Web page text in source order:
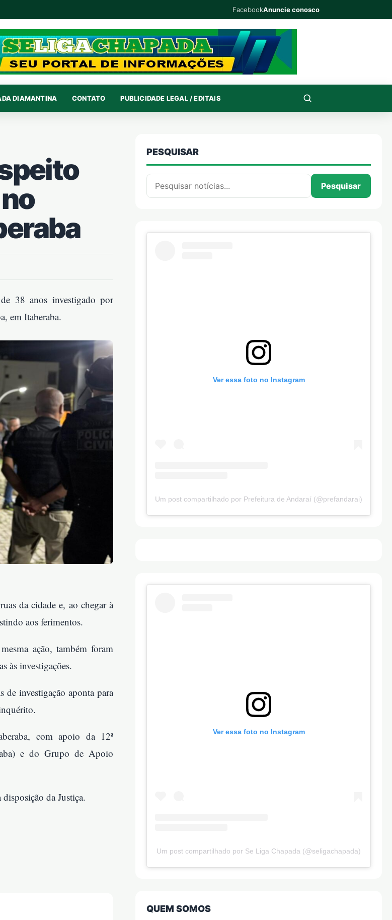
FacebookAnuncie conosco
DIAMANTINA CONTATO PUBLICIDADE LEGAL / EDITAIS
38 anos investigado por
em Itaberaba.
da cidade e, ao chegar à
aos ferimentos.
ação, também foram
às investigações.
investigação aponta para
com apoio da 12ª
e do Grupo de Apoio
da Justiça.
PESQUISAR
Pesquisar por:
Pesquisar
Ver essa foto no Instagram
Um post compartilhado por Prefeitura de Andaraí (@prefandarai)
Ver essa foto no Instagram
Um post compartilhado por Se Liga Chapada (@seligachapada)
QUEM SOMOS